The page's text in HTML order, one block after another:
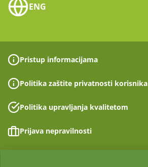
ENG
Pristup informacijama
Politika zaštite privatnosti korisnika
Politika upravljanja kvalitetom
Prijava nepravilnosti